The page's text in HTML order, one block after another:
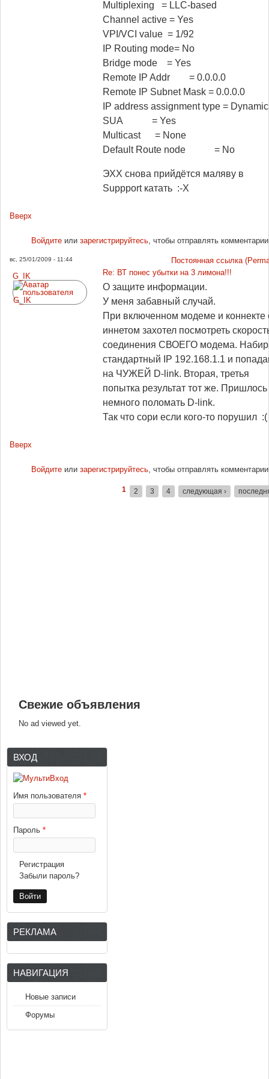
Multiplexing = LLC-based
Channel active = Yes
VPI/VCI value = 1/92
IP Routing mode= No
Bridge mode = Yes
Remote IP Addr = 0.0.0.0
Remote IP Subnet Mask = 0.0.0.0
IP address assignment type = Dynamic
SUA = Yes
Multicast = None
Default Route node = No
ЭХХ снова прийдётся маляву в
Suppport катать :-X
Вверх
Войдитеили зарегистрируйтесь, чтобы отправлять комментарии
вс, 25/01/2009 - 11:44
Постоянная ссылка
G_IK
Re: ВТ понес убытки на 3 лимона!!!
О защите информации.
У меня забавный случай.
При включенном модеме и коннекте
иннетом захотел посмотреть
соединения СВОЕГО модема.
стандартный IP 192.168.1.1 и
на ЧУЖЕЙ D-link. Вторая, третья
попытка результат тот же. Пришлось
немного поломать D-link.
Так что сори если кого-то порушил :(
Вверх
Войдитеили зарегистрируйтесь, чтобы отправлять комментарии
1 2 3 4 следующая ›
Свежие объявления
No ad viewed yet.
ВХОД
Имя пользователя *
Пароль *
Регистрация
Забыли пароль?
РЕКЛАМА
НАВИГАЦИЯ
Новые записи
Форумы